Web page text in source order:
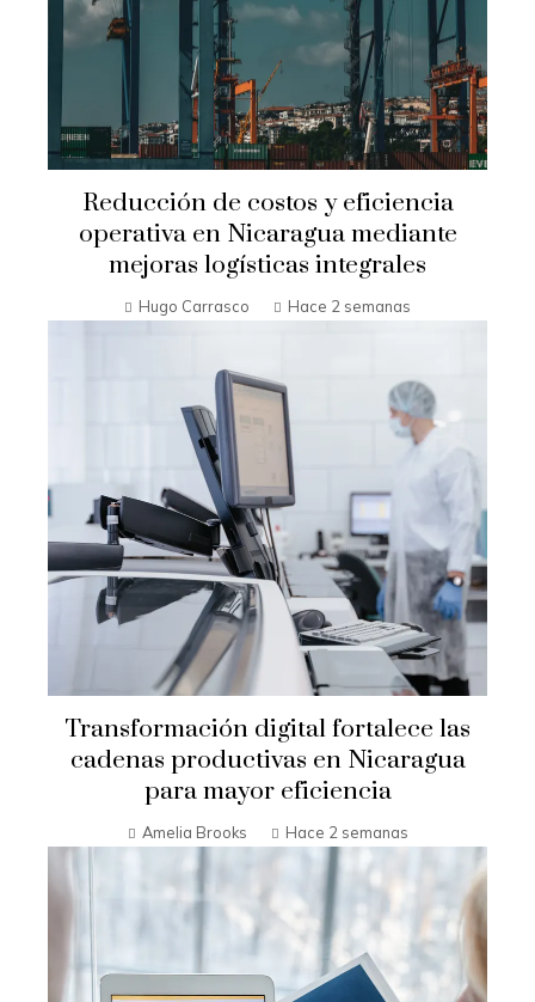
Reducción de costos y eficiencia
operativa en Nicaragua mediante
mejoras logísticas integrales
Hugo Carrasco Hace 2 semanas
Transformación digital fortalece las
cadenas productivas en Nicaragua
para mayor eficiencia
Amelia Brooks Hace 2 semanas